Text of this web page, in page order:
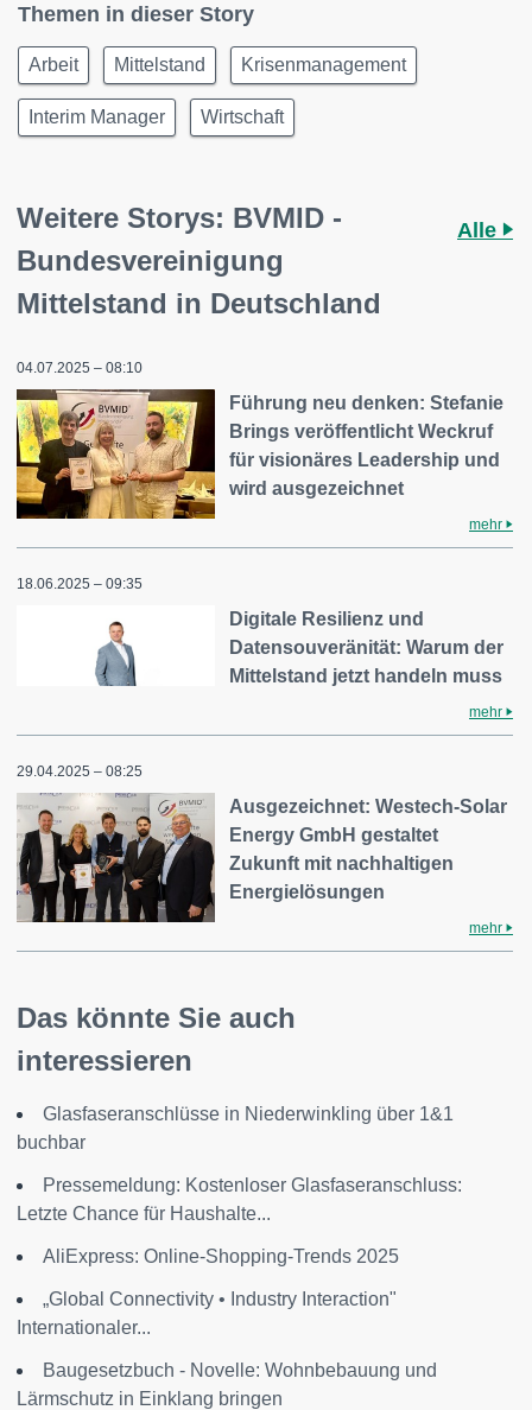
Themen in dieser Story
Arbeit Mittelstand Krisenmanagement
Interim Manager Wirtschaft
Weitere Storys: BVMID -
Bundesvereinigung
Mittelstand in Deutschland
Alle
04.07.2025 – 08:10
Führung neu denken: Stefanie
Brings veröffentlicht Weckruf
für visionäres Leadership und
wird ausgezeichnet
mehr
18.06.2025 – 09:35
Digitale Resilienz und
Datensouveränität: Warum der
Mittelstand jetzt handeln muss
mehr
29.04.2025 – 08:25
Ausgezeichnet: Westech-Solar
Energy GmbH gestaltet
Zukunft mit nachhaltigen
Energielösungen
mehr
Das könnte Sie auch
interessieren
Glasfaseranschlüsse in Niederwinkling über 1&1
buchbar
Pressemeldung: Kostenloser Glasfaseranschluss:
Letzte Chance für Haushalte...
AliExpress: Online-Shopping-Trends 2025
„Global Connectivity • Industry Interaction"
Internationaler...
Baugesetzbuch - Novelle: Wohnbebauung und
Lärmschutz in Einklang bringen